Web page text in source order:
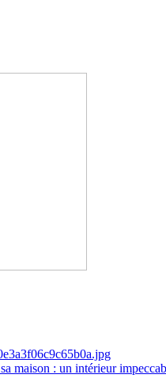
maison : un intérieur